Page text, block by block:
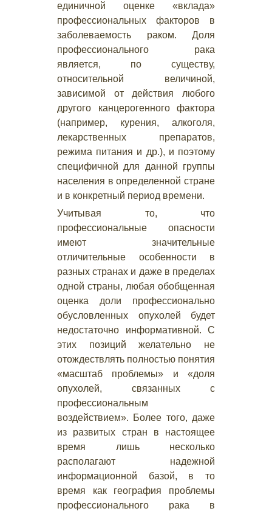
единичной оценке «вклада»
профессиональных факторов в
заболеваемость раком. Доля
профессионального рака
является, по существу,
относительной величиной,
зависимой от действия любого
другого канцерогенного фактора
(например, курения, алкоголя,
лекарственных препаратов,
режима питания и др.), и поэтому
специфичной для данной группы
населения в определенной стране
и в конкретный период времени.
Учитывая то, что
профессиональные опасности
имеют значительные
отличительные особенности в
разных странах и даже в пределах
одной страны, любая обобщенная
оценка доли профессионально
обусловленных опухолей будет
недостаточно информативной. С
этих позиций желательно не
отождествлять полностью понятия
«масштаб проблемы» и «доля
опухолей, связанных с
профессиональным
воздействием». Более того, даже
из развитых стран в настоящее
время лишь несколько
располагают надежной
информационной базой, в то
время как география проблемы
профессионального рака в